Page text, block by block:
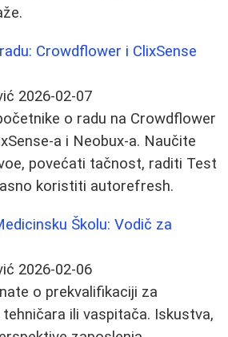
Crowdflower i ClixSense
2026-02-07
o radu na Crowdflower
a i Neobux-a. Naučite
povećati tačnost, raditi Test
koristiti autorefresh.
Školu: Vodič za
2026-02-06
o prekvalifikaciji za
ili vaspitača. Iskustva,